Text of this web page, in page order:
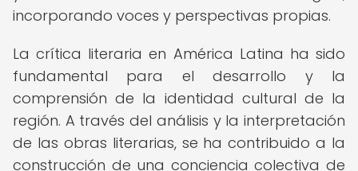
incorporando voces y perspectivas propias.
La crítica literaria en América Latina ha sido
fundamental para el desarrollo y la
comprensión de la identidad cultural de la
región. A través del análisis y la interpretación
de las obras literarias, se ha contribuido a la
construcción de una conciencia colectiva de